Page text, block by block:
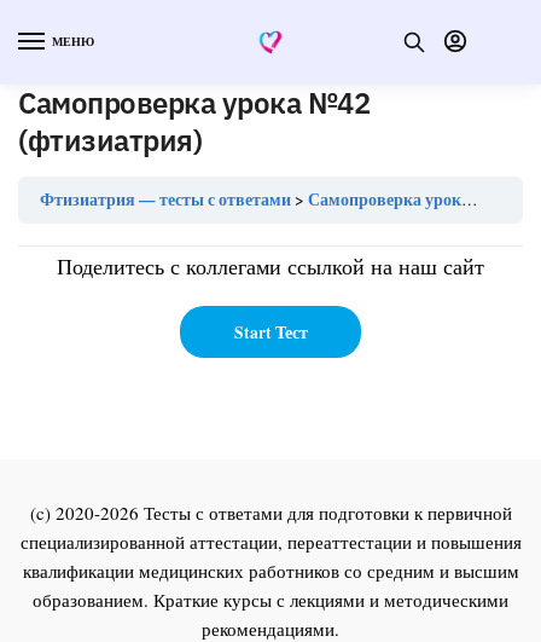
МЕНЮ
Самопроверка урока №42
(фтизиатрия)
Фтизиатрия — тесты с ответами Самопроверка урока №42 (фтизиатрия)
Поделитесь с коллегами ссылкой на наш сайт
(c) 2020-2026 Тесты с ответами для подготовки к первичной
специализированной аттестации, переаттестации и повышения
квалификации медицинских работников со средним и высшим
образованием. Краткие курсы с лекциями и методическими
рекомендациями.